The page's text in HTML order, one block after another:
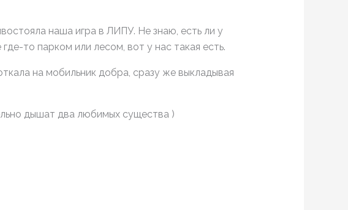
наша игра в ЛИПУ. Не знаю, есть ли у
то парком или лесом, вот у нас такая есть.
на мобильник добра, сразу же выкладывая
дышат два любимых существа )